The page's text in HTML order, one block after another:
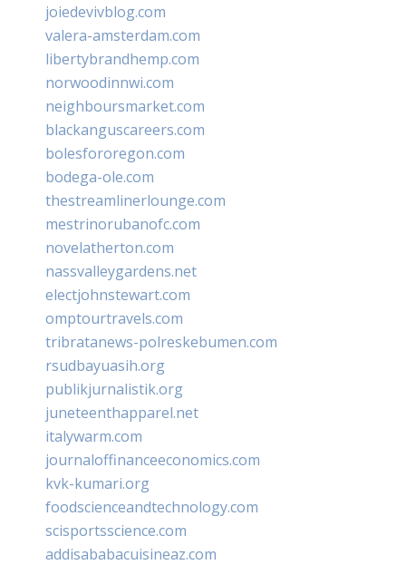
joiedevivblog.com
valera-amsterdam.com
libertybrandhemp.com
norwoodinnwi.com
neighboursmarket.com
blackanguscareers.com
bolesfororegon.com
bodega-ole.com
thestreamlinerlounge.com
mestrinorubanofc.com
novelatherton.com
nassvalleygardens.net
electjohnstewart.com
omptourtravels.com
tribratanews-polreskebumen.com
rsudbayuasih.org
publikjurnalistik.org
juneteenthapparel.net
italywarm.com
journaloffinanceeconomics.com
kvk-kumari.org
foodscienceandtechnology.com
scisportsscience.com
addisababacuisineaz.com